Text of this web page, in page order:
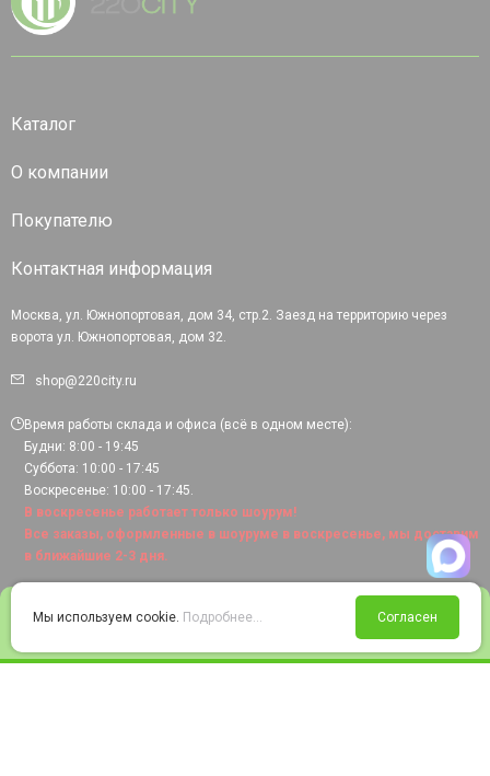
Войти Избранное Корзина
Каталог
О компании
Покупателю
Контактная информация
Москва, ул. Южнопортовая, дом 34, стр.2. Заезд на территорию через
ворота ул. Южнопортовая, дом 32.
shop@220city.ru
Время работы склада и офиса (всё в одном месте):
Будни: 8:00 - 19:45
Суббота: 10:00 - 17:45
Воскресенье: 10:00 - 17:45.
В воскресенье работает только шоурум!
Все заказы, оформленные в шоуруме в воскресенье, мы доставим
в ближайшие 2-3 дня.
Мы используем cookie. Подробнее... Согласен